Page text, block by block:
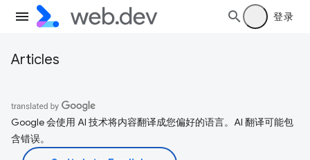
登录
Articles
Google 会使用 AI 技术将内容翻译成您偏好的语言。AI 翻译可能包
含错误。